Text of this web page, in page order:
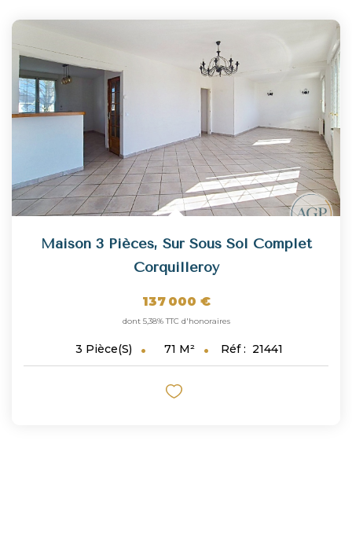
CONTACT
Maison 3 Pièces, Sur Sous Sol Complet
Corquilleroy
137 000 €
dont 5,38% TTC d'honoraires
3 Pièce(s) 71 M² Réf : 21441